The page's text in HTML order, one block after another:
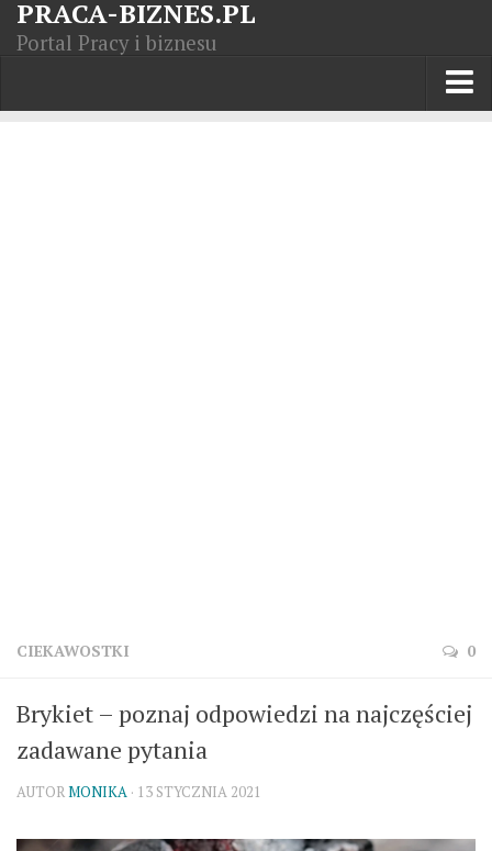
PRACA-BIZNES.PL
Portal Pracy i biznesu
CIEKAWOSTKI 0
Brykiet – poznaj odpowiedzi na najczęściej
zadawane pytania
AUTORMONIKA · 13 STYCZNIA 2021